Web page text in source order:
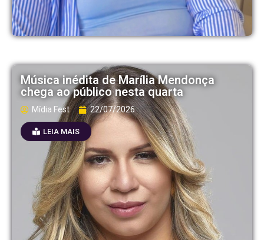
Música inédita de Marília Mendonça
chega ao público nesta quarta
Mídia Fest 22/07/2026
LEIA MAIS